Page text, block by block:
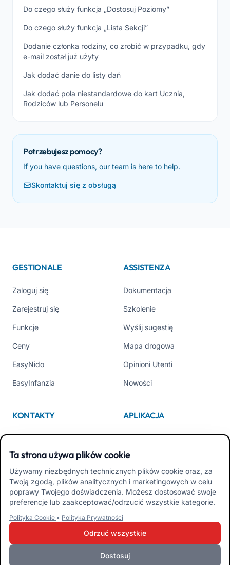
Do czego służy funkcja „Dostosuj Poziomy”
Do czego służy funkcja „Lista Sekcji”
Dodanie członka rodziny, co zrobić w przypadku, gdy
e-mail został już użyty
Jak dodać danie do listy dań
Jak dodać pola niestandardowe do kart Ucznia,
Rodziców lub Personelu
Potrzebujesz pomocy?
If you have questions, our team is here to help.
Skontaktuj się z obsługą
GESTIONALE
Zaloguj się
Zarejestruj się
Funkcje
Ceny
EasyNido
EasyInfanzia
ASSISTENZA
Dokumentacja
Szkolenie
Wyślij sugestię
Mapa drogowa
Opinioni Utenti
Nowości
KONTAKTY
Kim jesteśmy
Contattaci
Tel +39 02 84152514
APLIKACJA
App Store
Google Play
Pobierz APK Aplikacja dla
Rodzin
Pobierz APK Aplikacja dla
Ta strona używa plików cookie
Używamy niezbędnych technicznych plików cookie oraz, za
Twoją zgodą, plików analitycznych i marketingowych w celu
poprawy Twojego doświadczenia. Możesz dostosować swoje
preferencje lub zaakceptować/odrzucić wszystkie kategorie.
Polityka Cookie • Polityka Prywatności
Odrzuć wszystkie
Dostosuj